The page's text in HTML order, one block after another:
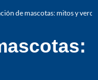
de mascotas: mitos y